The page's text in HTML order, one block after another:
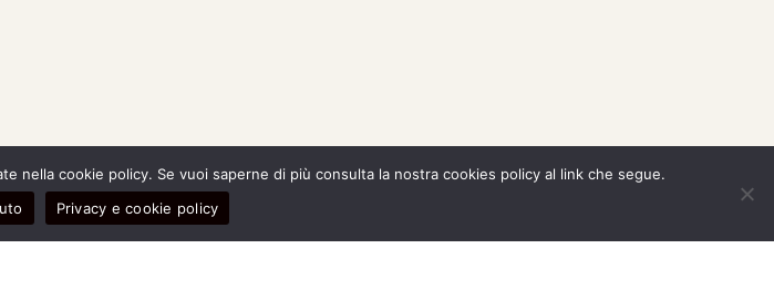
nella cookie policy. Se vuoi saperne di più consulta la nostra cookies policy al link che segue.
Privacy e cookie policy